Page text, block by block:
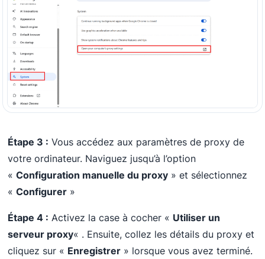
Étape 3 : Vous accédez aux paramètres de proxy de
votre ordinateur. Naviguez jusqu’à l’option
«Configuration manuelle du proxy » et sélectionnez
«Configurer »
Étape 4 : Activez la case à cocher « Utiliser un
serveur proxy« . Ensuite, collez les détails du proxy et
cliquez sur « Enregistrer » lorsque vous avez terminé.